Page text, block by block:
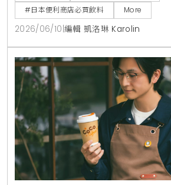
赴日觀光不可錯過的夢幻甜點飲料。
#日本便利商店必買飲料
More
2026/06/10 編輯 凱洛琳 Karolin